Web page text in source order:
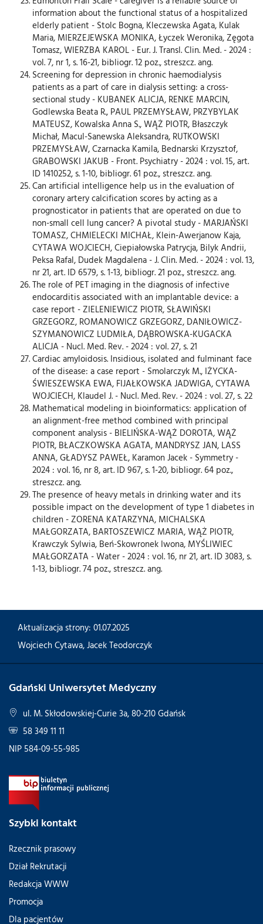
information about the functional status of a hospitalized
elderly patient - Stolc Bogna, Kleczewska Agata, Kulak
Maria, MIERZEJEWSKA MONIKA, Łyczek Weronika, Zęgota
Tomasz, WIERZBA KAROL - Eur. J. Transl. Clin. Med. - 2024 :
vol. 7, nr 1, s. 16-21, bibliogr. 12 poz., streszcz. ang.
Screening for depression in chronic haemodialysis
patients as a part of care in dialysis setting: a cross-
sectional study - KUBANEK ALICJA, RENKE MARCIN,
Godlewska Beata R., PAUL PRZEMYSŁAW, PRZYBYLAK
MATEUSZ, Kowalska Anna S., WĄŻ PIOTR, Błaszczyk
Michał, Macul-Sanewska Aleksandra, RUTKOWSKI
PRZEMYSŁAW, Czarnacka Kamila, Bednarski Krzysztof,
GRABOWSKI JAKUB - Front. Psychiatry - 2024 : vol. 15, art.
ID 1410252, s. 1-10, bibliogr. 61 poz., streszcz. ang.
Can artificial intelligence help us in the evaluation of
coronary artery calcification scores by acting as a
prognosticator in patients that are operated on due to
non-small cell lung cancer? A pivotal study - MARJAŃSKI
TOMASZ, CHMIELECKI MICHAŁ, Klein-Awerjanow Kaja,
CYTAWA WOJCIECH, Ciepiałowska Patrycja, Bilyk Andrii,
Peksa Rafal, Dudek Magdalena - J. Clin. Med. - 2024 : vol. 13,
nr 21, art. ID 6579, s. 1-13, bibliogr. 21 poz., streszcz. ang.
The role of PET imaging in the diagnosis of infective
endocarditis associated with an implantable device: a
case report - ZIELENIEWICZ PIOTR, SŁAWIŃSKI
GRZEGORZ, ROMANOWICZ GRZEGORZ, DANIŁOWICZ-
SZYMANOWICZ LUDMIŁA, DĄBROWSKA-KUGACKA
ALICJA - Nucl. Med. Rev. - 2024 : vol. 27, s. 21
Cardiac amyloidosis. Insidious, isolated and fulminant face
of the disease: a case report - Smolarczyk M., IŻYCKA-
ŚWIESZEWSKA EWA, FIJAŁKOWSKA JADWIGA, CYTAWA
WOJCIECH, Klaudel J. - Nucl. Med. Rev. - 2024 : vol. 27, s. 22
Mathematical modeling in bioinformatics: application of
an alignment-free method combined with principal
component analysis - BIELIŃSKA-WĄŻ DOROTA, WĄŻ
PIOTR, BŁACZKOWSKA AGATA, MANDRYSZ JAN, LASS
ANNA, GŁADYSZ PAWEŁ, Karamon Jacek - Symmetry -
2024 : vol. 16, nr 8, art. ID 967, s. 1-20, bibliogr. 64 poz.,
streszcz. ang.
The presence of heavy metals in drinking water and its
possible impact on the development of type 1 diabetes in
children - ZORENA KATARZYNA, MICHALSKA
MAŁGORZATA, BARTOSZEWICZ MARIA, WĄŻ PIOTR,
Krawczyk Sylwia, Beń-Skowronek Iwona, MYŚLIWIEC
MAŁGORZATA - Water - 2024 : vol. 16, nr 21, art. ID 3083, s.
1-13, bibliogr. 74 poz., streszcz. ang.
Aktualizacja strony: 01.07.2025
Wojciech Cytawa,Jacek Teodorczyk
Gdański Uniwersytet Medyczny
ul. M. Skłodowskiej-Curie 3a, 80-210 Gdańsk
58 349 11 11
NIP 584-09-55-985
Szybki kontakt
Rzecznik prasowy
Dział Rekrutacji
Redakcja WWW
Promocja
Dla pacjentów